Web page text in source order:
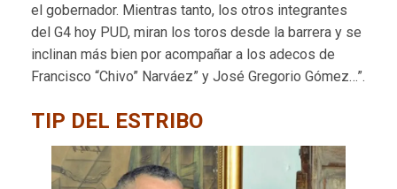
el gobernador. Mientras tanto, los otros integrantes
del G4 hoy PUD, miran los toros desde la barrera y se
inclinan más bien por acompañar a los adecos de
Francisco “Chivo” Narváez” y José Gregorio Gómez…”.
TIP DEL ESTRIBO